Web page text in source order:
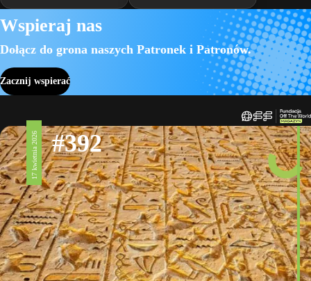
Wspieraj nas
Dołącz do grona naszych Patronek i Patronów.
Zacznij wspierać
17 kwietnia 2026 #392